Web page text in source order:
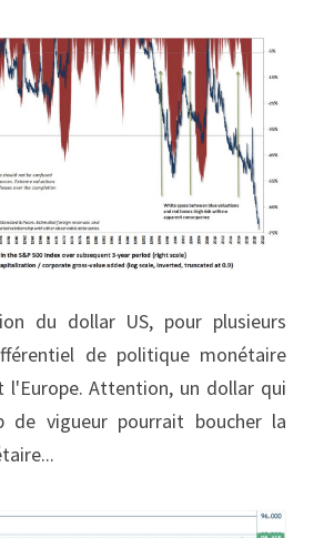
du dollar US, pour plusieurs
de politique monétaire
l'Europe. Attention, un dollar qui
de vigueur pourrait boucher la